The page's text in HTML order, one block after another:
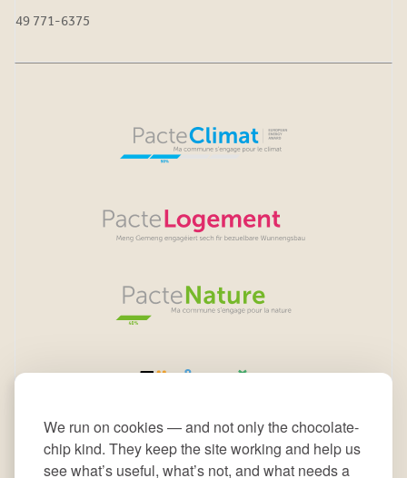
We run on cookies — and not only the chocolate-
chip kind. They keep the site working and help us
see what’s useful, what’s not, and what needs a
49 771-6375